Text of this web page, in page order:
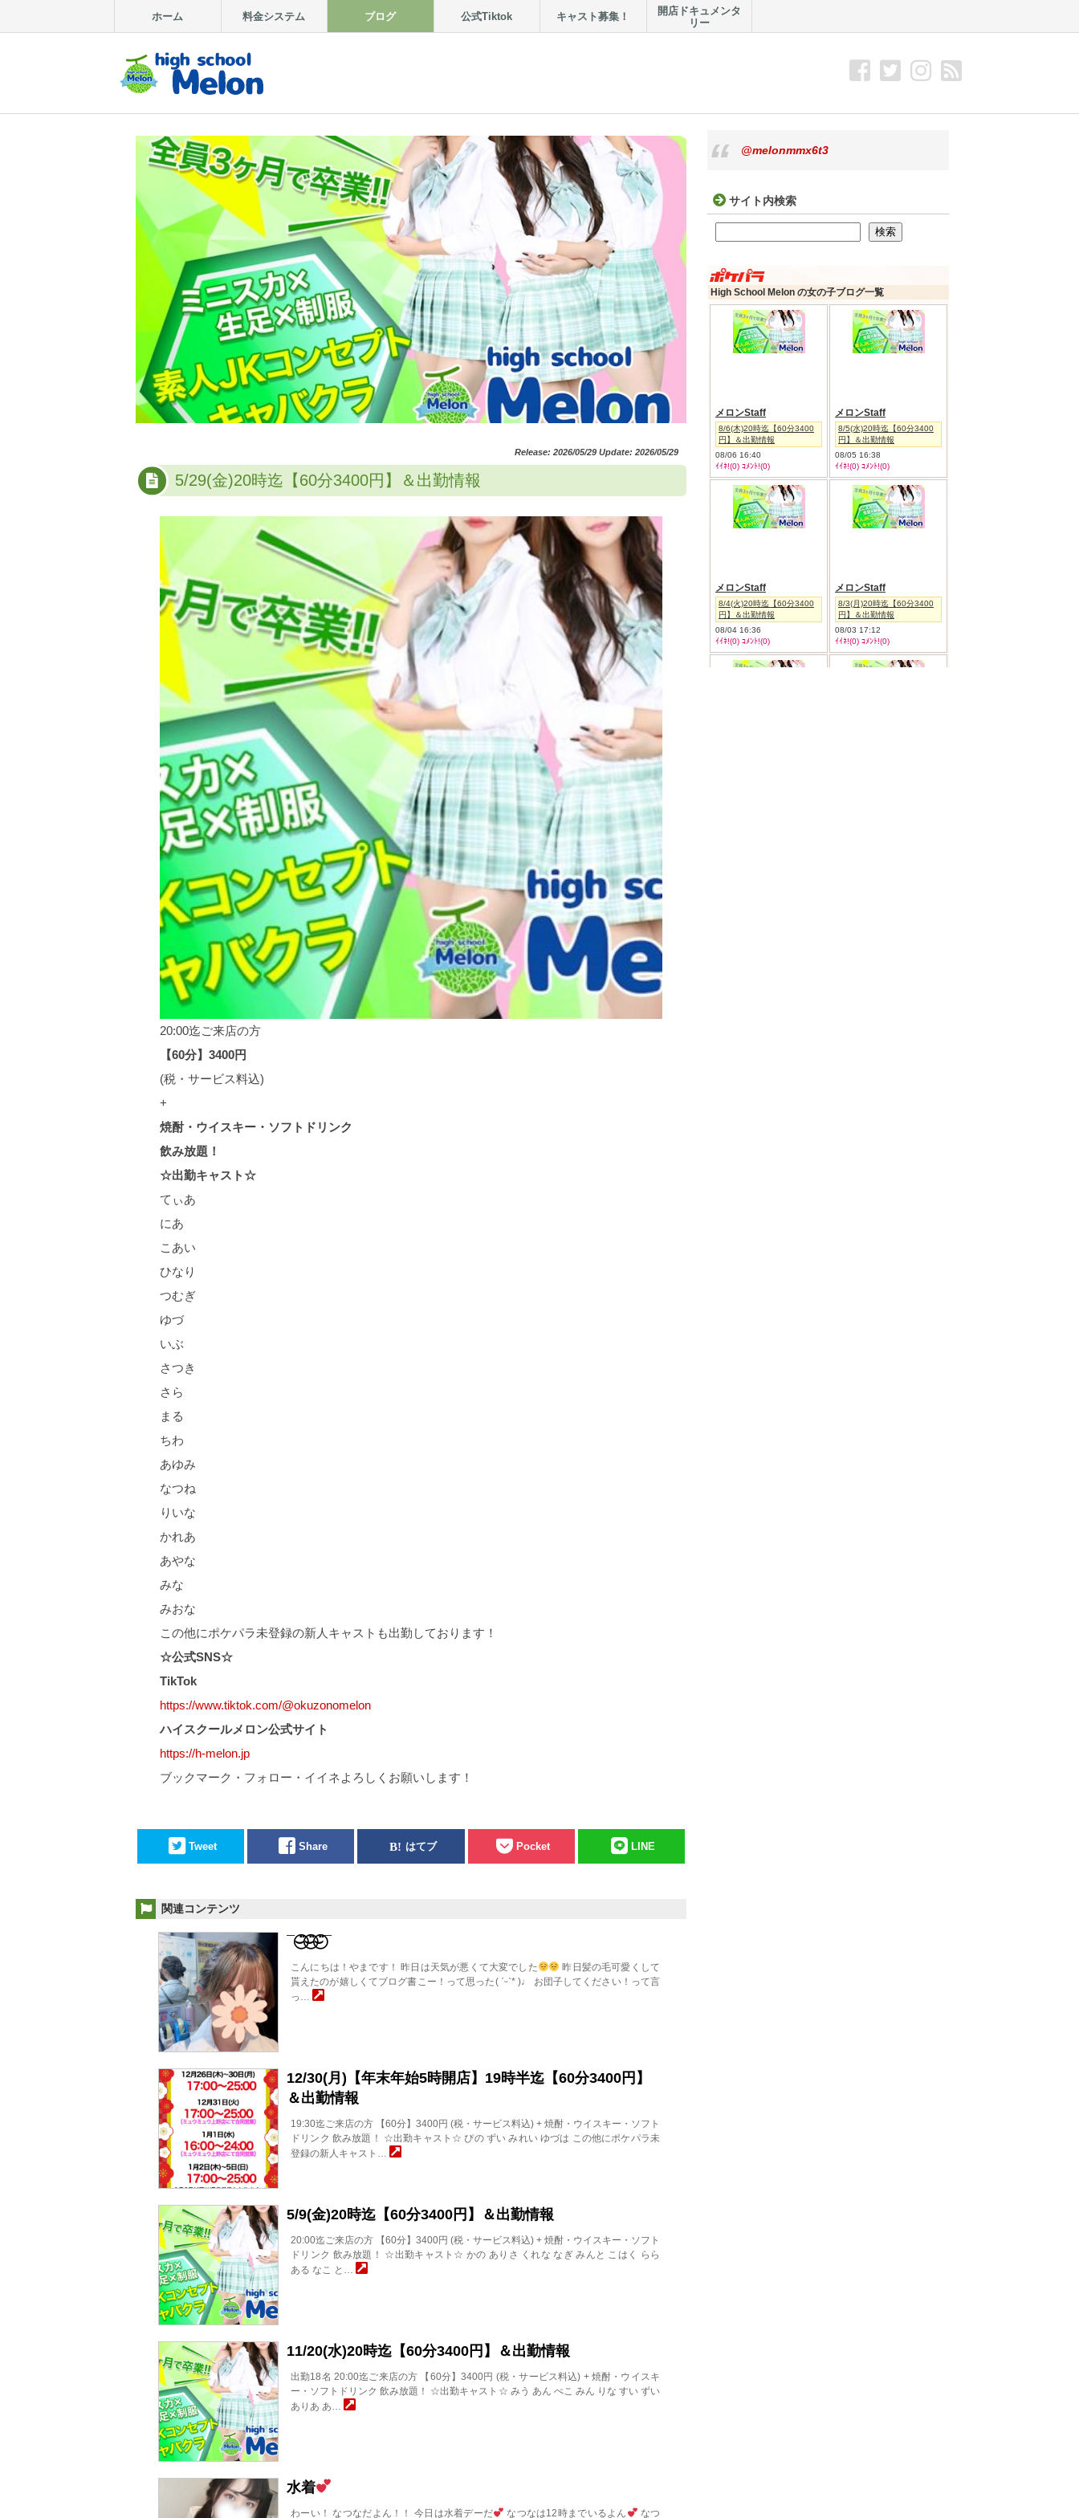
ホーム 料金システム ブログ 公式Tiktok キャスト募集！
開店ドキュメンタ
リー
Release: 2026/05/29 Update: 2026/05/29
5/29(金)20時迄【60分3400円】＆出勤情報
20:00迄ご来店の方
【60分】3400円
(税・サービス料込)
+
焼酎・ウイスキー・ソフトドリンク
飲み放題！
☆出勤キャスト☆
てぃあ
にあ
こあい
ひなり
つむぎ
ゆづ
いぶ
さつき
さら
まる
ちわ
あゆみ
なつね
りいな
かれあ
あやな
みな
みおな
この他にポケパラ未登録の新人キャストも出勤しております！
☆公式SNS☆
TikTok
https://www.tiktok.com/@okuzonomelon
ハイスクールメロン公式サイト
https://h-melon.jp
ブックマーク・フォロー・イイネよろしくお願いします！
Tweet Share はてブ Pocket LINE
関連コンテンツ
‎¯⌣̈⃝⌣̈⃝⌣̈⃝‎¯
こんにちは！やまです！ 昨日は天気が悪くて大変でした
昨日髪の毛可愛くして
貰えたのが嬉しくてブログ書こー！って思った( ˊᵕˋ* )♩ お団子してください！って言
っ…
12/30(月)【年末年始5時開店】19時半迄【60分3400円】
＆出勤情報
19:30迄ご来店の方 【60分】3400円 (税・サービス料込) + 焼酎・ウイスキー・ソフト
ドリンク 飲み放題！ ☆出勤キャスト☆ ぴの ずい みれい ゆづは この他にポケパラ未
登録の新人キャスト…
5/9(金)20時迄【60分3400円】＆出勤情報
20:00迄ご来店の方 【60分】3400円 (税・サービス料込) + 焼酎・ウイスキー・ソフト
ドリンク 飲み放題！ ☆出勤キャスト☆ かの ありさ くれな なぎ みんと こはく らら
ある なこ と…
11/20(水)20時迄【60分3400円】＆出勤情報
出勤18名 20:00迄ご来店の方 【60分】3400円 (税・サービス料込) + 焼酎・ウイスキ
ー・ソフトドリンク 飲み放題！ ☆出勤キャスト☆ みう あん ぺこ みん りな すい ずい
ありあ あ…
水着
わーい！ なつなだよん！！ 今日は水着デーだ なつなは12時までいるよん なつ
@melonmmx6t3
サイト内検索
検索